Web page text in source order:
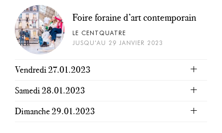
Foire foraine d’art contemporain
LE CENTQUATRE
JUSQU'AU 29 JANVIER 2023
Vendredi 27.01.2023
Samedi 28.01.2023
Dimanche 29.01.2023